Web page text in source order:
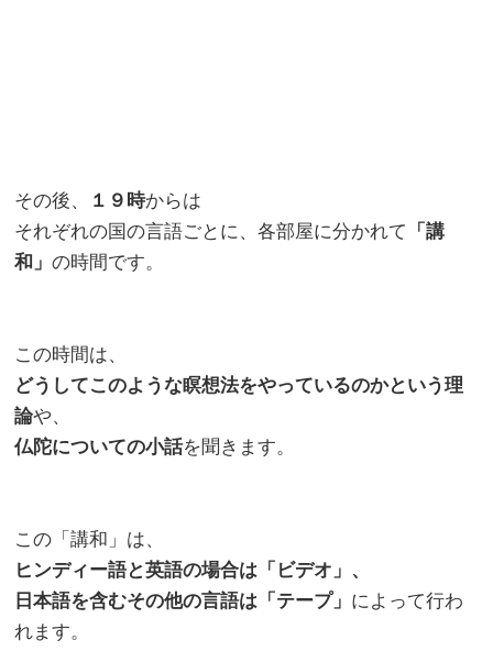
その後、 １９時からは
それぞれの国の言語ごとに、各部屋に分かれて
「講
和」の時間です。
この時間は、
どうしてこのような瞑想法をやっているのかという理
論や、
仏陀についての小話を聞きます。
この「講和」は、
ヒンディー語と英語の場合は「ビデオ」、
日本語を含むその他の言語は「テープ」 によって行わ
れます。